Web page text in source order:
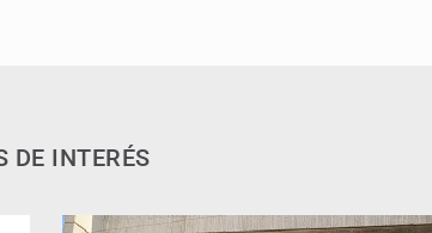
DE INTERÉS